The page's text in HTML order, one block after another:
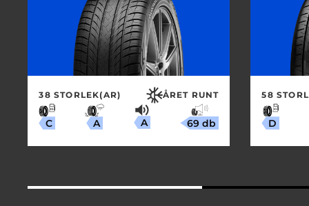
38 STORLEK(AR) ÅRET RUNT
C A A 69 db
58
D